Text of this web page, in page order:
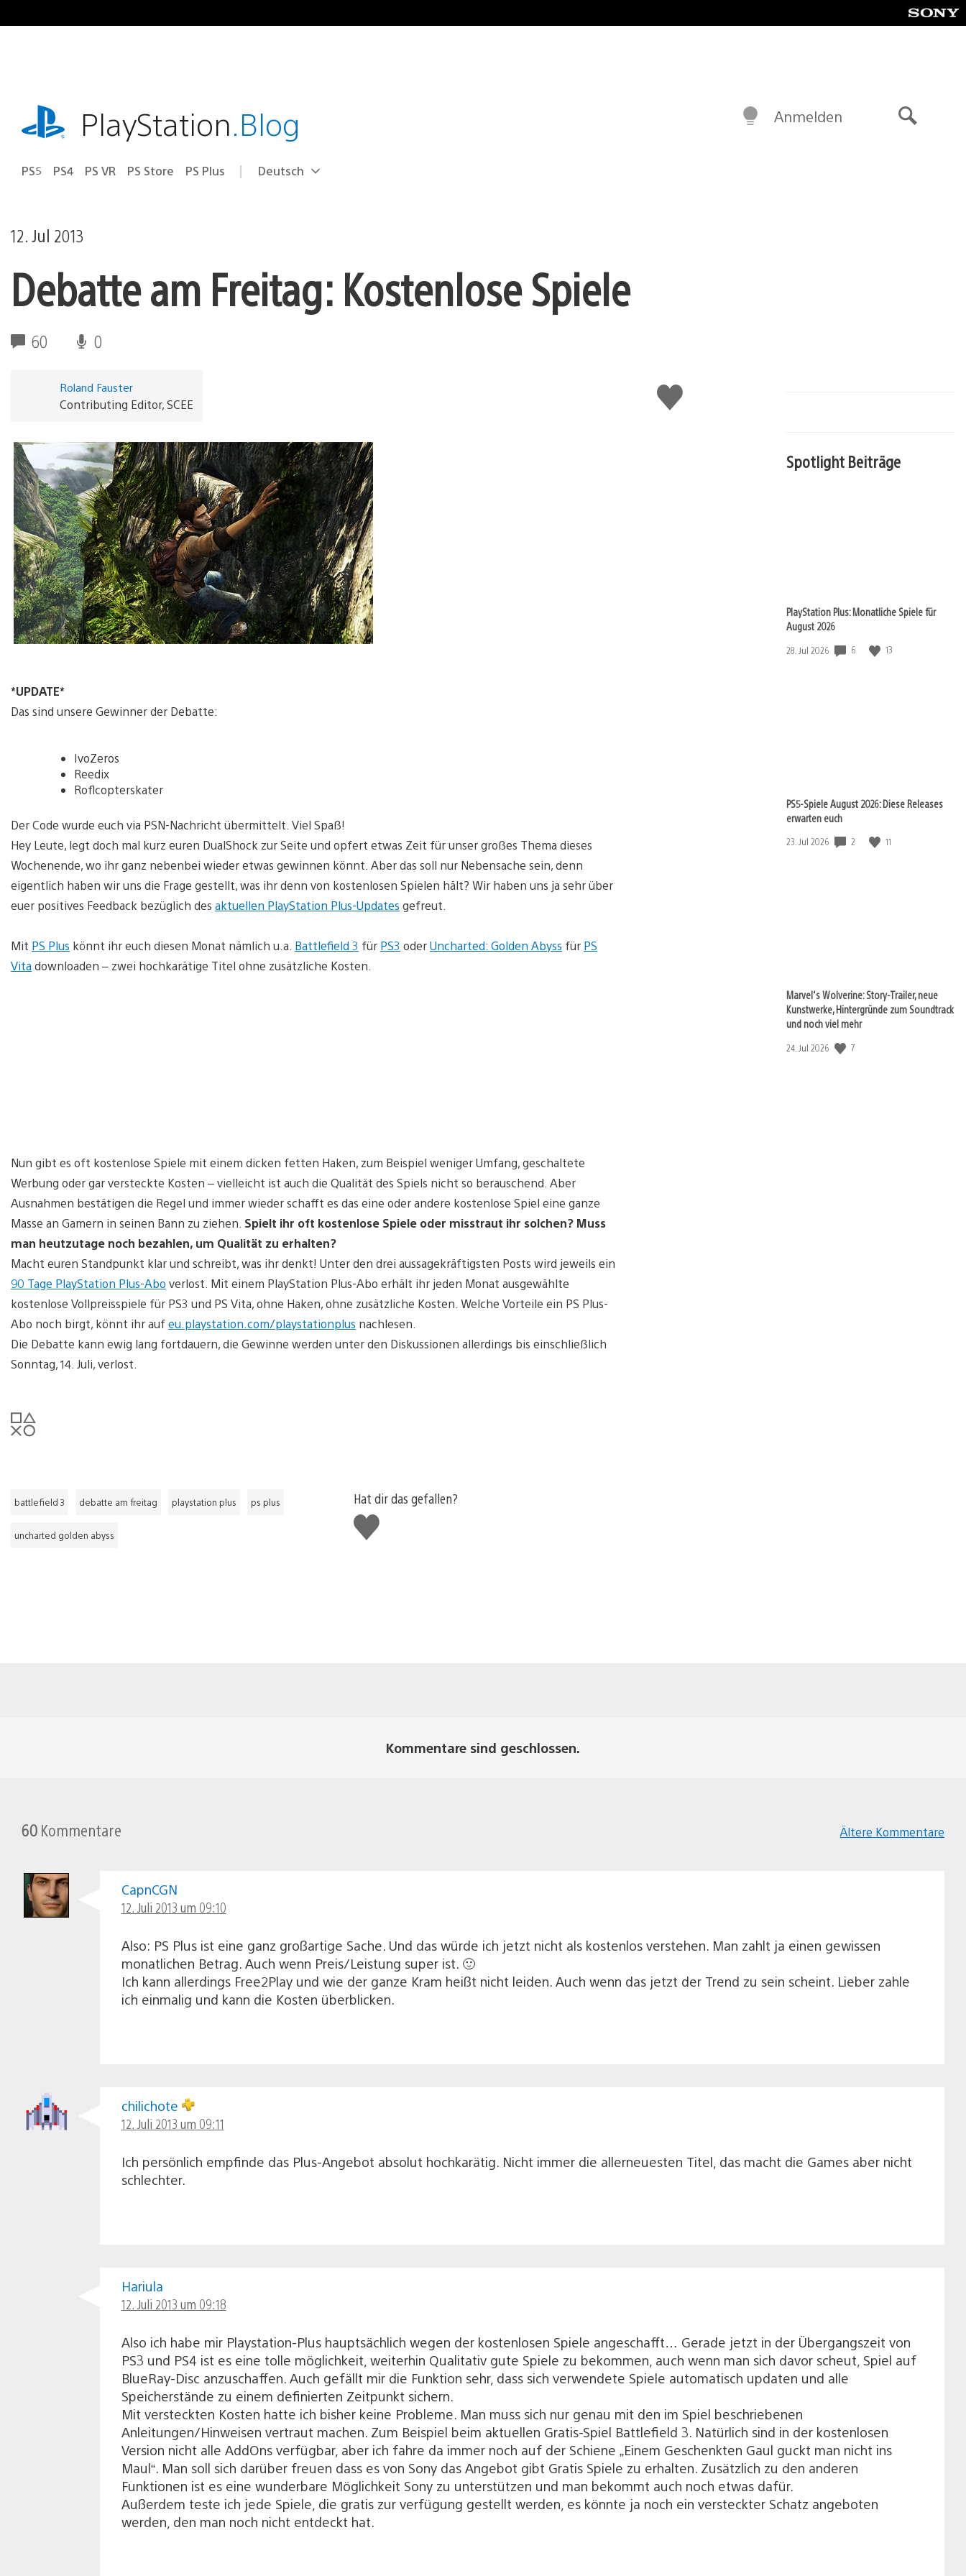
Inhalt
playstation.comPlayStation.Blog
PS5 PS4 PS VR PS Store PS Plus Select
Aktuelle
Deutsch
Anmelden
12. Jul 2013
Debatte am Freitag: Kostenlose Spiele
60 0
Gefällt
mir
Roland Fauster
Contributing Editor, SCEE
*UPDATE*
Das sind unsere Gewinner der Debatte:
IvoZeros
Reedix
Roflcopterskater
Der Code wurde euch via PSN-Nachricht übermittelt. Viel Spaß!
Hey Leute, legt doch mal kurz euren DualShock zur Seite und opfert etwas Zeit für unser großes Thema dieses
Wochenende, wo ihr ganz nebenbei wieder etwas gewinnen könnt. Aber das soll nur Nebensache sein, denn
eigentlich haben wir uns die Frage gestellt, was ihr denn von kostenlosen Spielen hält? Wir haben uns ja sehr über
euer positives Feedback bezüglich des aktuellen PlayStation Plus-Updates gefreut.
Mit PS Plus könnt ihr euch diesen Monat nämlich u.a. Battlefield 3 für PS3 oderUncharted: Golden Abyss für PS
Vitadownloaden – zwei hochkarätige Titel ohne zusätzliche Kosten.
Nun gibt es oft kostenlose Spiele mit einem dicken fetten Haken, zum Beispiel weniger Umfang, geschaltete
Werbung oder gar versteckte Kosten – vielleicht ist auch die Qualität des Spiels nicht so berauschend. Aber
Ausnahmen bestätigen die Regel und immer wieder schafft es das eine oder andere kostenlose Spiel eine ganze
Masse an Gamern in seinen Bann zu ziehen. Spielt ihr oft kostenlose Spiele oder misstraut ihr solchen? Muss
man heutzutage noch bezahlen, um Qualität zu erhalten?
Macht euren Standpunkt klar und schreibt, was ihr denkt! Unter den drei aussagekräftigsten Posts wird jeweils ein
90 Tage PlayStation Plus-Abo verlost. Mit einem PlayStation Plus-Abo erhält ihr jeden Monat ausgewählte
kostenlose Vollpreisspiele für PS3 und PS Vita, ohne Haken, ohne zusätzliche Kosten. Welche Vorteile ein PS Plus-
Abo noch birgt, könnt ihr aufeu.playstation.com/playstationplus nachlesen.
Die Debatte kann ewig lang fortdauern, die Gewinne werden unter den Diskussionen allerdings bis einschließlich
Sonntag, 14. Juli, verlost.
battlefield 3 debatte am freitag playstation plus ps plus
uncharted golden abyss
Hat dir das gefallen?
Gefällt
mir
Spotlight Beiträge
PlayStation Plus: Monatliche Spiele für
August 2026
Veröffentlichungsdatum:
28. Jul 2026 6 13
PS5-Spiele August 2026: Diese Releases
erwarten euch
Veröffentlichungsdatum:
23. Jul 2026 2 11
Marvel‘s Wolverine: Story-Trailer, neue
Kunstwerke, Hintergründe zum Soundtrack
und noch viel mehr
Veröffentlichungsdatum:
24. Jul 2026 7
Kommentare sind geschlossen.
60 Kommentare Ältere Kommentare
CapnCGN
12. Juli 2013 um 09:10
Also: PS Plus ist eine ganz großartige Sache. Und das würde ich jetzt nicht als kostenlos verstehen. Man zahlt ja einen gewissen
monatlichen Betrag. Auch wenn Preis/Leistung super ist. 🙂
Ich kann allerdings Free2Play und wie der ganze Kram heißt nicht leiden. Auch wenn das jetzt der Trend zu sein scheint. Lieber zahle
ich einmalig und kann die Kosten überblicken.
chilichote
12. Juli 2013 um 09:11
Ich persönlich empfinde das Plus-Angebot absolut hochkarätig. Nicht immer die allerneuesten Titel, das macht die Games aber nicht
schlechter.
Hariula
12. Juli 2013 um 09:18
Also ich habe mir Playstation-Plus hauptsächlich wegen der kostenlosen Spiele angeschafft… Gerade jetzt in der Übergangszeit von
PS3 und PS4 ist es eine tolle möglichkeit, weiterhin Qualitativ gute Spiele zu bekommen, auch wenn man sich davor scheut, Spiel auf
BlueRay-Disc anzuschaffen. Auch gefällt mir die Funktion sehr, dass sich verwendete Spiele automatisch updaten und alle
Speicherstände zu einem definierten Zeitpunkt sichern.
Mit versteckten Kosten hatte ich bisher keine Probleme. Man muss sich nur genau mit den im Spiel beschriebenen
Anleitungen/Hinweisen vertraut machen. Zum Beispiel beim aktuellen Gratis-Spiel Battlefield 3. Natürlich sind in der kostenlosen
Version nicht alle AddOns verfügbar, aber ich fahre da immer noch auf der Schiene „Einem Geschenkten Gaul guckt man nicht ins
Maul“. Man soll sich darüber freuen dass es von Sony das Angebot gibt Gratis Spiele zu erhalten. Zusätzlich zu den anderen
Funktionen ist es eine wunderbare Möglichkeit Sony zu unterstützen und man bekommt auch noch etwas dafür.
Außerdem teste ich jede Spiele, die gratis zur verfügung gestellt werden, es könnte ja noch ein versteckter Schatz angeboten
werden, den man noch nicht entdeckt hat.